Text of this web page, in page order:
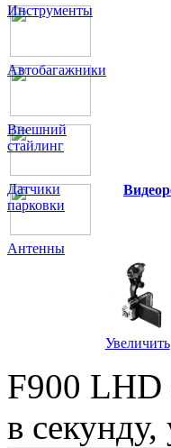
Инструменты
Автобагажники
Внешний
стайлинг
Датчики
парковки
Антенны
Увеличить
F900 LHD
в секунду,